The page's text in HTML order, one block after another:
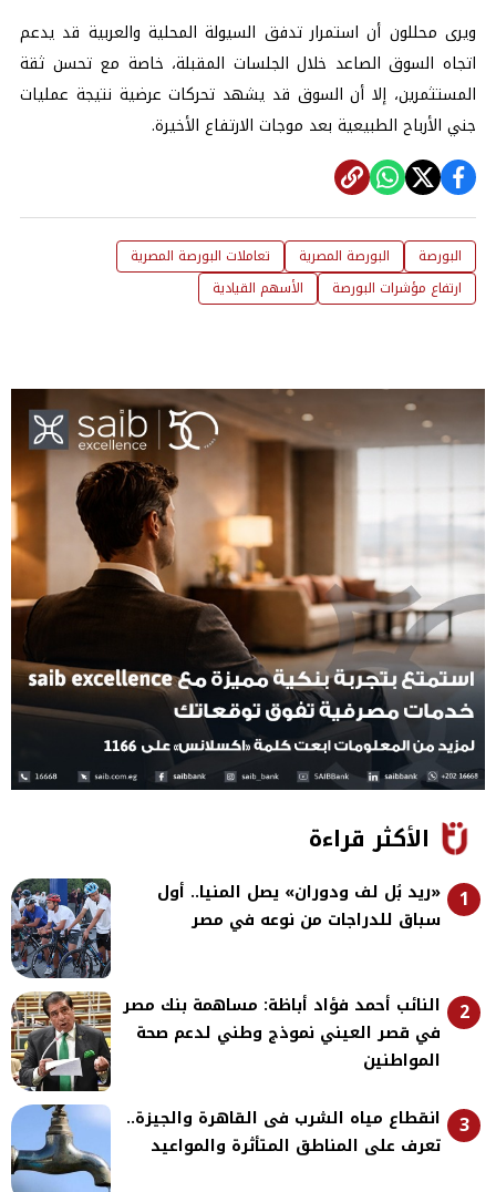
ويرى محللون أن استمرار تدفق السيولة المحلية والعربية قد يدعم
اتجاه السوق الصاعد خلال الجلسات المقبلة، خاصة مع تحسن ثقة
المستثمرين، إلا أن السوق قد يشهد تحركات عرضية نتيجة عمليات
جني الأرباح الطبيعية بعد موجات الارتفاع الأخيرة.
البورصة البورصة المصرية
تعاملات البورصة المصرية
ارتفاع مؤشرات البورصة
الأسهم القيادية
الأكثر قراءة
1
«ريد بُل لف ودوران» يصل المنيا.. أول
سباق للدراجات من نوعه في مصر
2
النائب أحمد فؤاد أباظة: مساهمة بنك مصر
في قصر العيني نموذج وطني لدعم صحة
المواطنين
3
انقطاع مياه الشرب فى القاهرة والجيزة..
تعرف على المناطق المتأثرة والمواعيد